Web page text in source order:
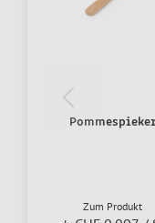
Zum Produkt